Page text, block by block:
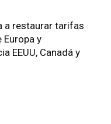
a restaurar tarifas
Europa y
EEUU, Canadá y